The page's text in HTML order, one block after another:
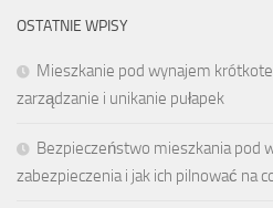
OSTATNIE WPISY
Mieszkanie pod wynajem
zarządzanie i unikanie pułapek
Bezpieczeństwo mieszkania pod
zabezpieczenia i jak ich pilnować na